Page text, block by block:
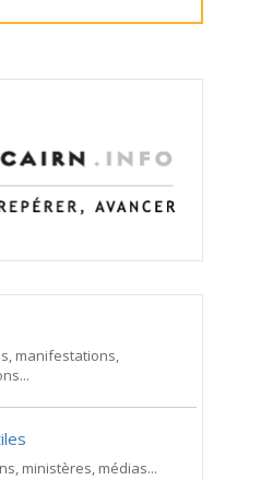
manifestations,
ministères, médias...